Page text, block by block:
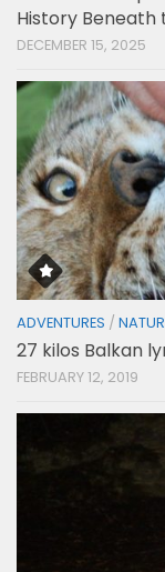
History Beneath
DECEMBER 15, 2025
ADVENTURES /
27 kilos Balkan
FEBRUARY 12, 2019